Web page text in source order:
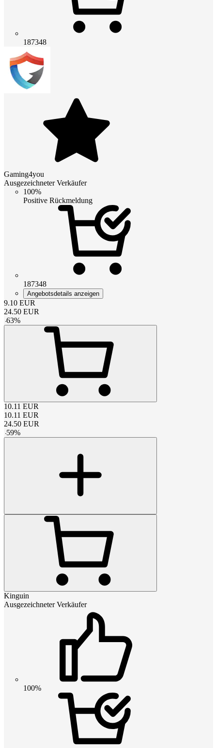
187348
Gaming4you
Ausgezeichneter Verkäufer
100%
Positive Rückmeldung
187348
Angebotsdetails anzeigen
9.10 EUR
24.50 EUR
-63%
10.11 EUR
10.11 EUR
24.50 EUR
-59%
Kinguin
Ausgezeichneter Verkäufer
100%